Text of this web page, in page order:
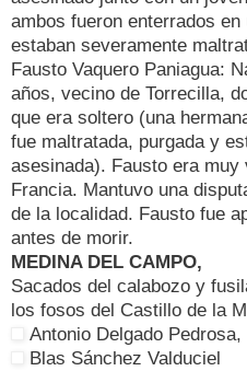
ambos fueron enterrados
estaban severamente
Fausto Vaquero Paniagua:
años, vecino de Torrecilla,
que era soltero (una
fue maltratada, purgada y
asesinada). Fausto era
Francia. Mantuvo una
de la localidad. Fausto fue
antes de morir.
MEDINA DEL CAMPO,
Sacados del calabozo y
los fosos del Castillo de la
Antonio Delgado Pedrosa,
Blas Sánchez Valduciel